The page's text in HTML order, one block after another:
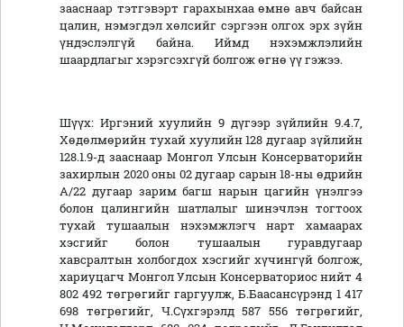
зааснаар тэтгэвэрт гарахынхаа өмнө авч байсан
цалин, нэмэгдэл хөлсийг сэргээн олгох эрх зүйн
үндэслэлгүй байна. Иймд нэхэмжлэлийн
шаардлагыг хэрэгсэхгүй болгож өгнө үү гэжээ.
Шүүх: Иргэний хуулийн 9 дүгээр зүйлийн 9.4.7,
Хөдөлмөрийн тухай хуулийн 128 дугаар зүйлийн
128.1.9-д зааснаар Монгол Улсын Консерваторийн
захирлын 2020 оны 02 дугаар сарын 18-ны өдрийн
А/22 дугаар зарим багш нарын цагийн үнэлгээ
болон цалингийн шатлалыг шинэчлэн тогтоох
тухай тушаалын нэхэмжлэгч нарт хамаарах
хэсгийг болон тушаалын гуравдугаар
хавсралтын холбогдох хэсгийг хүчингүй болгож,
хариуцагч Монгол Улсын Консерваториос нийт 4
802 492 төгрөгийг гаргуулж, Б.Баасансүрэнд 1 417
698 төгрөгийг, Ч.Сүхгэрэлд 587 556 төгрөгийг,